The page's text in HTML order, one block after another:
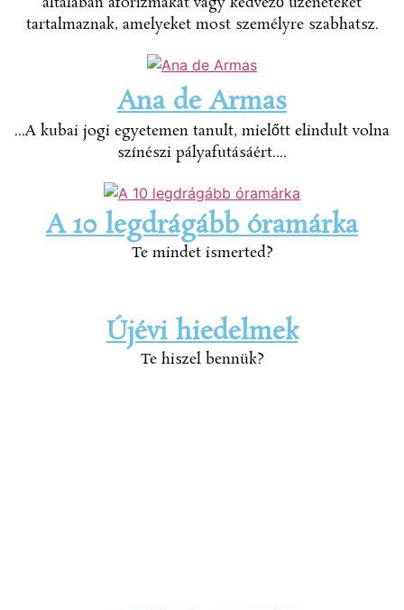
tartalmaznak, amelyeket most személyre szabhatsz.
Ana de Armas
...A kubai jogi egyetemen tanult, mielőtt elindult volna
színészi pályafutásáért....
A 10 legdrágább óramárka
Te mindet ismerted?
Újévi hiedelmek
Te hiszel bennük?